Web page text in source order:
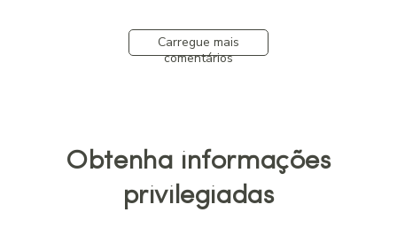
Carregue mais
comentários
Obtenha informações
privilegiadas